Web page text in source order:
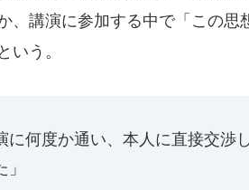
、講演に参加する中で「この思
いう。
に何度か通い、本人に直接交渉